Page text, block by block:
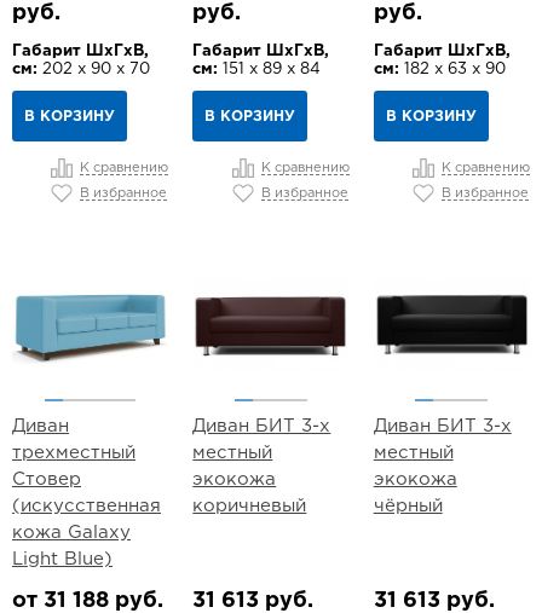
руб.
Габарит ШхГхВ,
см: 202 х 90 х 70
В КОРЗИНУ
К сравнению
В избранное
руб.
Габарит ШхГхВ,
см:
151 х 89 х 84
В КОРЗИНУ
К сравнению
В избранное
руб.
Габарит ШхГхВ,
см: 182 х 63 х 90
В КОРЗИНУ
К сравнению
В избранное
Диван
трехместный
Стовер
(искусственная
кожа Galaxy
Light Blue)
от 31 188 руб.
Диван БИТ 3-х
местный
экокожа
коричневый
31 613 руб.
Диван БИТ 3-х
местный
экокожа
чёрный
31 613 руб.